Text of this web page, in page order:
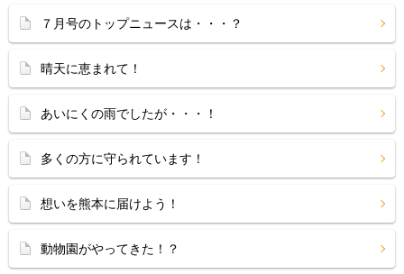
７月号のトップニュースは・・・？
晴天に恵まれて！
あいにくの雨でしたが・・・！
多くの方に守られています！
想いを熊本に届けよう！
動物園がやってきた！？